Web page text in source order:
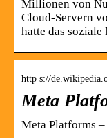
Millionen von
Cloud-Servern
hatte das
http s://
Meta
Meta Platforms